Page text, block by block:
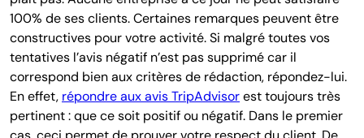
100% de ses clients. Certaines remarques peuvent être
constructives pour votre activité.Si malgré toutes vos
tentatives l’avis négatif n’est pas supprimécar il
correspond bien aux critères de rédaction, répondez-lui.
En effet, répondre aux avis TripAdvisorest toujours très
pertinent :que ce soit positif ou négatif. Dans le premier